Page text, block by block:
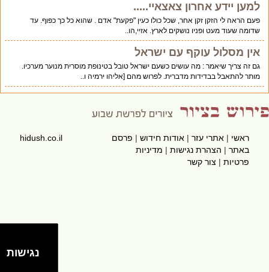
למען יידע אחרון צאצאיי.....
פעם הראה לי הזקן זקן אחר, שכל כולו כעין "פקעת" אדם . שהוא כל כך כפוף. עד
שדומה שעוד מעט ופניו נושקים לארץ. אזיי,הו..
אין מסלול עוקף עם ישראל
גם זה צריך שיאמר : מה עושים כשעם ישראל טובל בטינופת מוסרית מנוער מערכיו.
מותר להתאבל בבדידות מדברית. לפרוש מהם [אליהו ירמיה ו..
ראשי|אתרי עזר|אודות חידוש|פרסם
באתר|הצהרת נגישות|מדיניות
פרטיות|צור קשר
hidush.co.il
נגישות